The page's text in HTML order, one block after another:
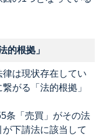
的根拠」
は現状存在してい
がる「法的根拠」
条「売買」がその法
下請法に該当して